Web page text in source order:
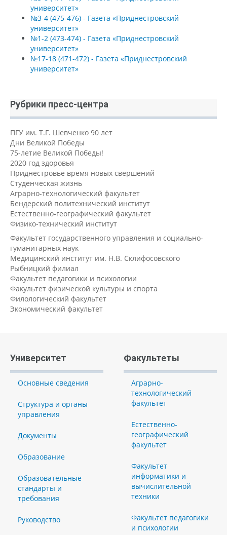
университет»
№3-4 (475-476) - Газета «Приднестровский
университет»
№1-2 (473-474) - Газета «Приднестровский
университет»
№17-18 (471-472) - Газета «Приднестровский
университет»
Рубрики пресс-центра
ПГУ им. Т.Г. Шевченко 90 лет
Дни Великой Победы
75-летие Великой Победы!
2020 год здоровья
Приднестровье время новых свершений
Студенческая жизнь
Аграрно-технологический факультет
Бендерский политехнический институт
Естественно-географический факультет
Физико-технический институт
Факультет государственного управления и социально-
гуманитарных наук
Медицинский институт им. Н.В. Склифосовского
Рыбницкий филиал
Факультет педагогики и психологии
Факультет физической культуры и спорта
Филологический факультет
Экономический факультет
Университет
Основные сведения
Структура и органы
управления
Документы
Образование
Образовательные
стандарты и
требования
Руководство
Факультеты
Аграрно-
технологический
факультет
Естественно-
географический
факультет
Факультет
информатики и
вычислительной
техники
Факультет педагогики
и психологии